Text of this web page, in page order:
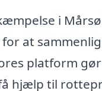
i
at
platform
hjælp til